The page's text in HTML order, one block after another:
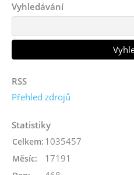
Vyhledávání
RSS
Přehled zdrojů
Statistiky
Celkem: 1035457
Měsíc: 17191